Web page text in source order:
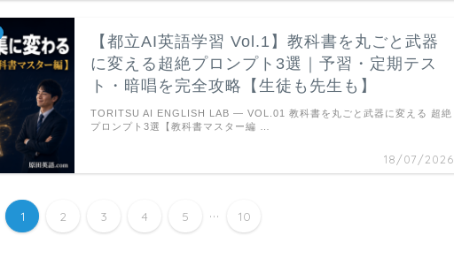
【都立AI英語学習 Vol.1】教科書を丸ごと武器
に変える超絶プロンプト3選｜予習・定期テス
ト・暗唱を完全攻略【生徒も先生も】
18/07/2026
TORITSU AI ENGLISH LAB — VOL.01 教科書を丸ごと武器に変える 超絶
プロンプト3選【教科書マスター編 …
1 2 3 4 5 ... 10